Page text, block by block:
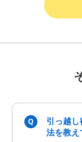
Q
引っ越
法を教え